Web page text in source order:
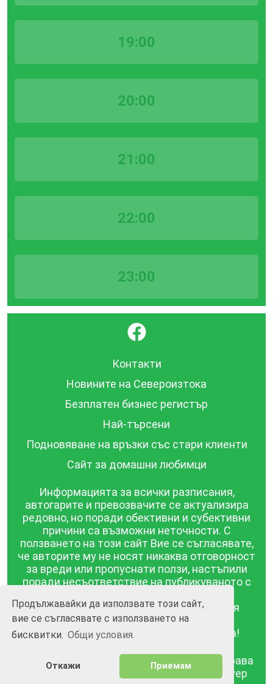
Продължавайки да използвате този сайт,
вие се съгласявате с използването на
бисквитки. Общи условия.
Откажи Приемам
19:00
20:00
21:00
22:00
23:00
}
Контакти
Новините на Североизтока
Безплатен бизнес регистър
Най-търсени
Подновяване на връзки със стари клиенти
Сайт за домашни любимци
Информацията за всички разписания,
автогарите и превозвачите се актуализира
редовно, но поради обективни и субективни
причини са възможни неточности. С
ползването на този сайт Вие се съгласявате,
че авторите му не носят никаква отговорност
за вреди или пропуснати ползи, настъпили
поради несъответствие на публикуваното с
публикувана в този сайт се предоставя
такава каквато е, без гаранция за
съответствието ѝ с действителността!
BGrazpisanie.com © 2008 - 2026, Всички права
Изработка на уебсайт и софтуер